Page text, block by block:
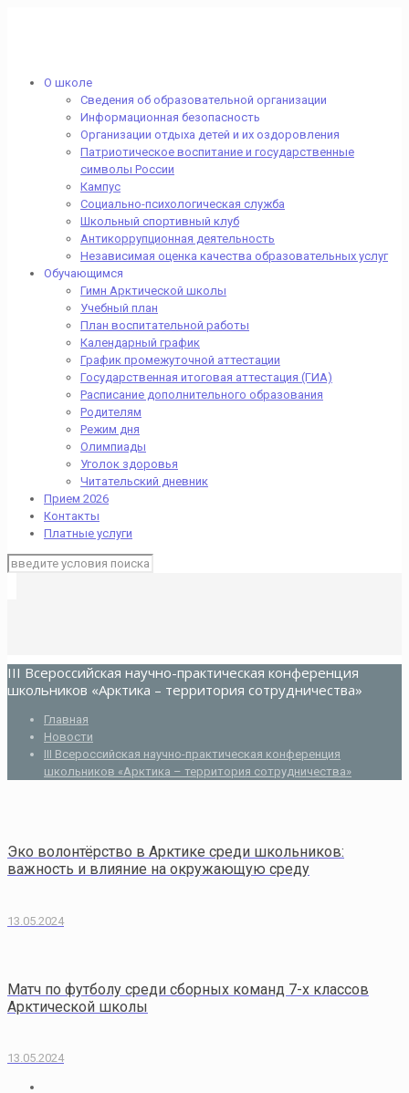
О школе
Сведения об образовательной организации
Информационная безопасность
Организации отдыха детей и их оздоровления
Патриотическое воспитание и государственные
символы России
Кампус
Социально-психологическая служба
Школьный спортивный клуб
Антикоррупционная деятельность
Независимая оценка качества образовательных услуг
Обучающимся
Гимн Арктической школы
Учебный план
План воспитательной работы
Календарный график
График промежуточной аттестации
Государственная итоговая аттестация (ГИА)
Расписание дополнительного образования
Родителям
Режим дня
Олимпиады
Уголок здоровья
Читательский дневник
Прием 2026
Контакты
Платные услуги
III Всероссийская научно-практическая конференция
школьников «Арктика – территория сотрудничества»
Главная
Новости
III Всероссийская научно-практическая конференция
школьников «Арктика – территория сотрудничества»
Эко волонтёрство в Арктике среди школьников:
важность и влияние на окружающую среду
13.05.2024
Матч по футболу среди сборных команд 7-х классов
Арктической школы
13.05.2024